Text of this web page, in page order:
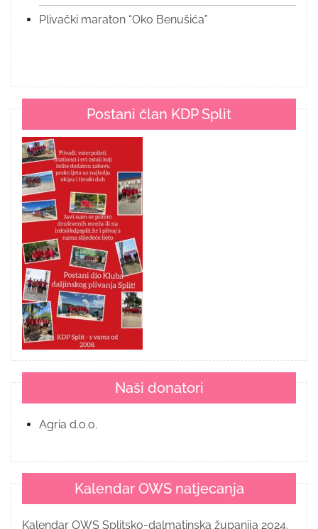
Plivački maraton “Oko Benušića”
Postani član KDP Split
Naši donatori
Agria d.o.o.
Kalendar OWS natjecanja
Kalendar OWS Splitsko-dalmatinska županija 2024.